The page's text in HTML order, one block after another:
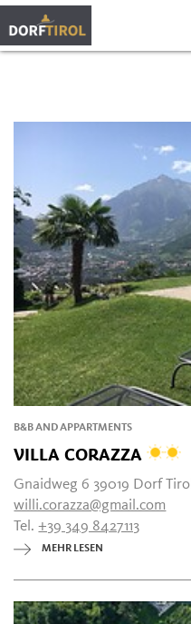
B&B AND APPARTMENTS
VILLA CORAZZA
Gnaidweg 6 39019 Dorf Tirol
willi.corazza@gmail.com
Tel.+39 349 8427113
MEHR LESEN